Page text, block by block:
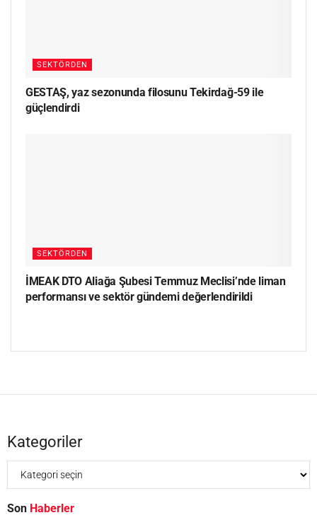
SEKTÖRDEN
GESTAŞ, yaz sezonunda filosunu Tekirdağ-59 ile
güçlendirdi
SEKTÖRDEN
İMEAK DTO Aliağa Şubesi Temmuz Meclisi’nde liman
performansı ve sektör gündemi değerlendirildi
Kategoriler
Son Haberler